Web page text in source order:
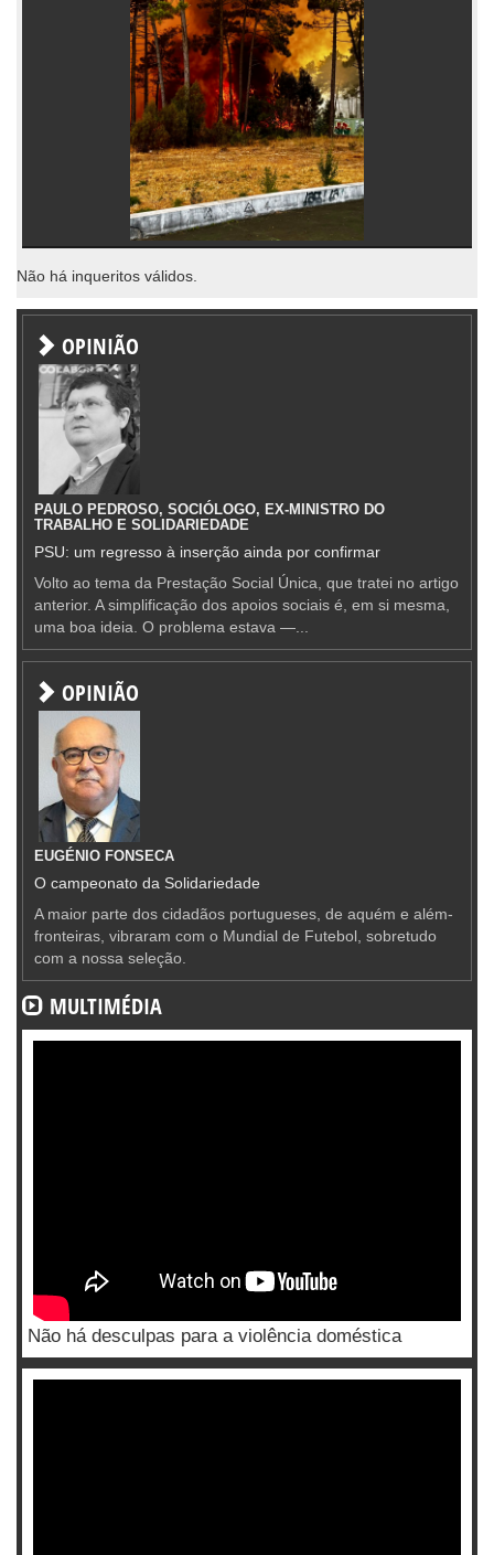
Não há inqueritos válidos.
OPINIÃO
PAULO PEDROSO, SOCIÓLOGO, EX-MINISTRO DO
TRABALHO E SOLIDARIEDADE
PSU: um regresso à inserção ainda por confirmar
Volto ao tema da Prestação Social Única, que tratei no artigo
anterior. A simplificação dos apoios sociais é, em si mesma,
uma boa ideia. O problema estava —...
OPINIÃO
EUGÉNIO FONSECA
O campeonato da Solidariedade
A maior parte dos cidadãos portugueses, de aquém e além-
fronteiras, vibraram com o Mundial de Futebol, sobretudo
com a nossa seleção.
MULTIMÉDIA
Não há desculpas para a violência doméstica